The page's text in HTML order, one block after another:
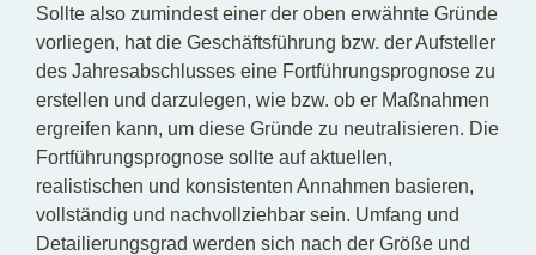
Sollte also zumindest einer der oben erwähnte Gründe
vorliegen, hat die Geschäftsführung bzw. der Aufsteller
des Jahresabschlusses eine Fortführungsprognose zu
erstellen und darzulegen, wie bzw. ob er Maßnahmen
ergreifen kann, um diese Gründe zu neutralisieren. Die
Fortführungsprognose sollte auf aktuellen,
realistischen und konsistenten Annahmen basieren,
vollständig und nachvollziehbar sein. Umfang und
Detailierungsgrad werden sich nach der Größe und